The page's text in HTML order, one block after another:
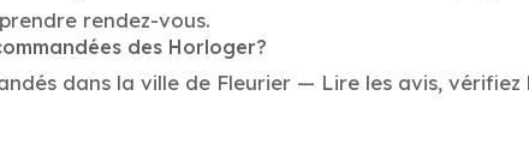
rendez-vous.
des Horloger?
dans la ville de Fleurier — Lire les avis,